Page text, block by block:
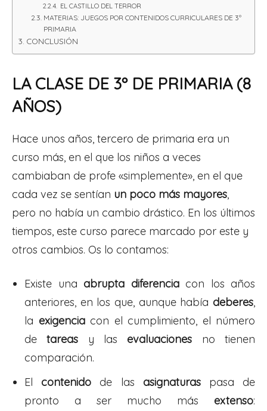
EL CASTILLO DEL TERROR
MATERIAS: JUEGOS POR CONTENIDOS CURRICULARES DE 3º
PRIMARIA
CONCLUSIÓN
LA CLASE DE 3º DE PRIMARIA (8
AÑOS)
Hace unos años, tercero de primaria era un
curso más, en el que los niños a veces
cambiaban de profe «simplemente», en el que
cada vez se sentían un poco más mayores
pero no había un cambio drástico. En los últimos
tiempos, este curso parece marcado por este y
otros cambios. Os lo contamos:
Existe una abrupta diferenciacon los años
anteriores, en los que, aunque había deberes
la exigenciacon el cumplimiento, el número
detareas y las evaluaciones no tienen
comparación.
El contenido de las asignaturaspasa de
pronto a ser mucho más extenso: